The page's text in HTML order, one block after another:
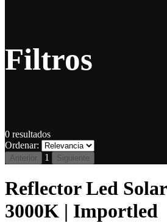
Filtros
0 resultados
Ordenar:
Anterior 1 Siguiente
Reflector Led
3000K | Importled